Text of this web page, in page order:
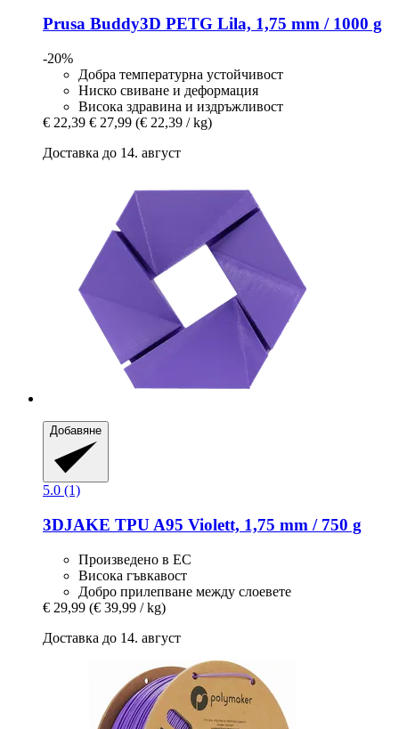
Prusa Buddy3D PETG Lila, 1,75 mm / 1000 g
-20%
Добра температурна устойчивост
Ниско свиване и деформация
Висока здравина и издръжливост
€ 22,39 € 27,99 (€ 22,39 / kg)
Доставка до 14. август
Добавяне
5.0 (1)
3DJAKE TPU A95 Violett, 1,75 mm / 750 g
Произведено в ЕС
Висока гъвкавост
Добро прилепване между слоевете
€ 29,99 (€ 39,99 / kg)
Доставка до 14. август